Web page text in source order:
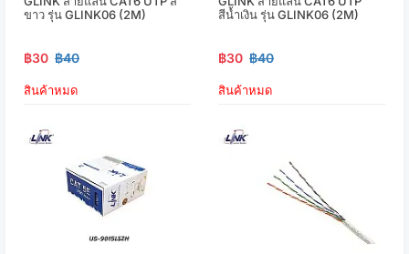
ขาว รุ่น GLINK06 (2M)
฿30 ฿40
สินค้าหมด
สีน้ำเงิน รุ่น GLINK06 (2M)
฿30 ฿40
สินค้าหมด